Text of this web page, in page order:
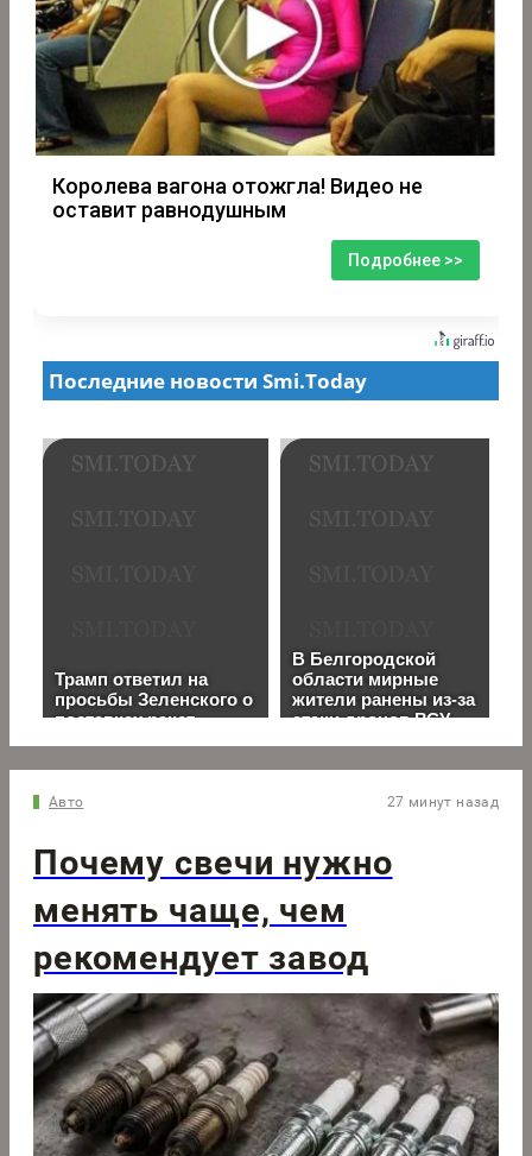
Королева вагона отожгла! Видео не
оставит равнодушным
Подробнее >>
Авто 27 минут назад
Почему свечи нужно
менять чаще, чем
рекомендует завод